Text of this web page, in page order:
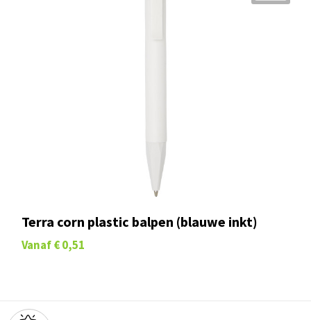
Terra corn plastic balpen (blauwe inkt)
Vanaf € 0,51